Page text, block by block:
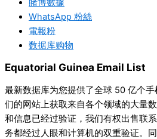
賭博數據
WhatsApp 粉絲
電報粉
数据库购物
Equatorial Guinea Email List
最新数据库为您提供了全球 50 亿个
们的网站上获取来自各个领域的大量
和信息已经过验证，我们有权出售联
务都经过人眼和计算机的双重验证。